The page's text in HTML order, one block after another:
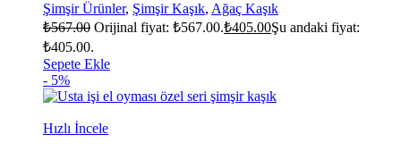
Şimşir Ürünler, Şimşir Kaşık, Ağaç Kaşık
₺567.00 Orijinal fiyat: ₺567.00.₺405.00Şu andaki fiyat:
₺405.00.
Sepete Ekle
- 5%
Hızlı İncele